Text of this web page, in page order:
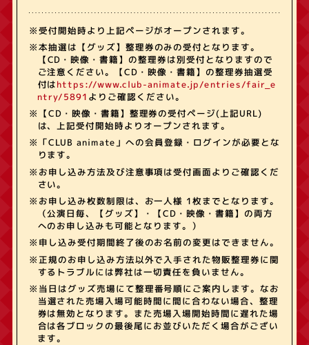
※受付開始時より上記ページがオープンされます。
※本抽選は【グッズ】整理券のみの受付となります。
【CD・映像・書籍】の整理券は別受付となりますので
ご注意ください。【CD・映像・書籍】の整理券抽選受
付はhttps://www.club-animate.jp/entries/fair_e
ntry/5891 よりご確認ください。
※【CD・映像・書籍】整理券の受付ページ(上記URL)
は、上記受付開始時よりオープンされます。
※「CLUB animate」への会員登録・ログインが必要とな
ります。
※お申し込み方法及び注意事項は受付画面よりご確認くだ
さい。
※お申し込み枚数制限は、お一人様 1枚までとなります。
（公演日毎、【グッズ】・【CD・映像・書籍】の両方
へのお申し込みも可能となります。）
※申し込み受付期間終了後のお名前の変更はできません。
※正規のお申し込み方法以外で入手された物販整理券に関
するトラブルには弊社は一切責任を負いません。
※当日はグッズ売場にて整理番号順にご案内します。なお
当選された売場入場可能時間に間に合わない場合、整理
券は無効となります。また売場入場開始時間に遅れた場
合は各ブロックの最後尾にお並びいただく場合がござい
ます。